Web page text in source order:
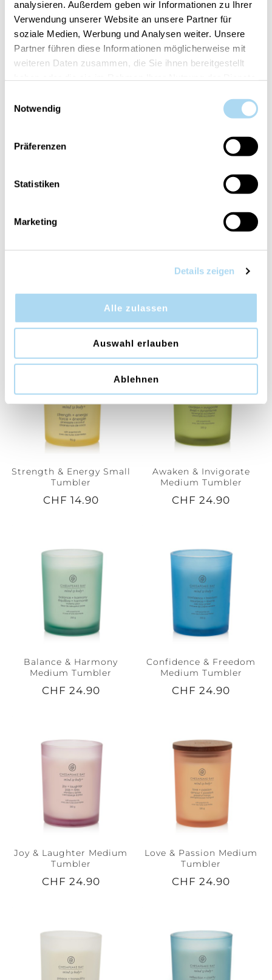
analysieren. Außerdem geben wir Informationen zu Ihrer
Verwendung unserer Website an unsere Partner für
soziale Medien, Werbung und Analysen weiter. Unsere
Partner führen diese Informationen möglicherweise mit
weiteren Daten zusammen, die Sie ihnen bereitgestellt
Notwendig
Präferenzen
Statistiken
Marketing
Details zeigen
Alle zulassen
Auswahl erlauben
Ablehnen
Confidence & Freedom
Medium Tumbler
CHF 24.90
PRODUITS ASSOCIÉS
Wick Tumbler
Tumbler
Strength & Energy Small
Tumbler
CHF 14.90
Awaken & Invigorate
Medium Tumbler
CHF 24.90
Balance & Harmony
Medium Tumbler
CHF 24.90
Confidence & Freedom
Medium Tumbler
CHF 24.90
Joy & Laughter Medium
Tumbler
CHF 24.90
Love & Passion Medium
Tumbler
CHF 24.90